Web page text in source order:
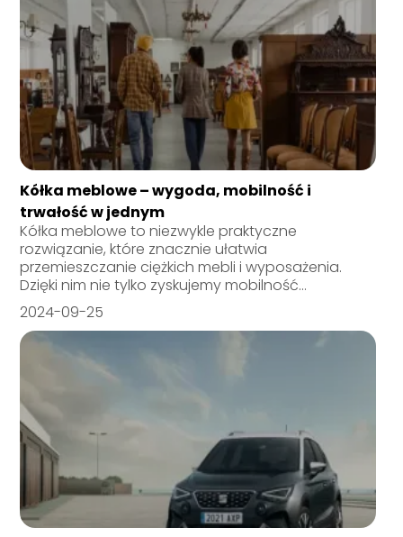
Kółka meblowe – wygoda, mobilność i
trwałość w jednym
Kółka meblowe to niezwykle praktyczne
rozwiązanie, które znacznie ułatwia
przemieszczanie ciężkich mebli i wyposażenia.
Dzięki nim nie tylko zyskujemy mobilność...
2024-09-25